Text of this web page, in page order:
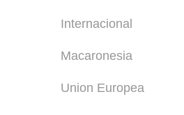
Internacional
Macaronesia
Union Europea